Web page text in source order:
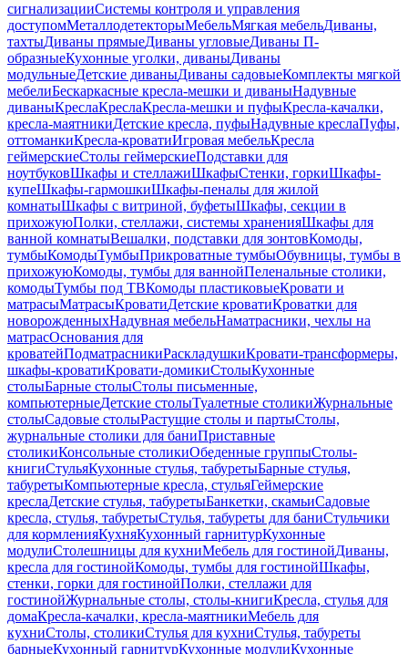
сигнализацииСистемы контроля и управления
доступомМеталлодетекторыМебельМягкая мебельДиваны,
тахтыДиваны прямыеДиваны угловыеДиваны П-
образныеКухонные уголки, диваныДиваны
модульныеДетские диваныДиваны садовыеКомплекты мягкой
мебелиБескаркасные кресла-мешки и диваныНадувные
диваныКреслаКреслаКресла-мешки и пуфыКресла-качалки,
кресла-маятникиДетские кресла, пуфыНадувные креслаПуфы,
оттоманкиКресла-кроватиИгровая мебельКресла
геймерскиеСтолы геймерскиеПодставки для
ноутбуковШкафы и стеллажиШкафыСтенки, горкиШкафы-
купеШкафы-гармошкиШкафы-пеналы для жилой
комнатыШкафы с витриной, буфетыШкафы, секции в
прихожуюПолки, стеллажи, системы храненияШкафы для
ванной комнатыВешалки, подставки для зонтовКомоды,
тумбыКомодыТумбыПрикроватные тумбыОбувницы, тумбы в
прихожуюКомоды, тумбы для ваннойПеленальные столики,
комодыТумбы под ТВКомоды пластиковыеКровати и
матрасыМатрасыКроватиДетские кроватиКроватки для
новорожденныхНадувная мебельНаматрасники, чехлы на
матрасОснования для
кроватейПодматрасникиРаскладушкиКровати-трансформеры,
шкафы-кроватиКровати-домикиСтолыКухонные
столыБарные столыСтолы письменные,
компьютерныеДетские столыТуалетные столикиЖурнальные
столыСадовые столыРастущие столы и партыСтолы,
журнальные столики для баниПриставные
столикиКонсольные столикиОбеденные группыСтолы-
книгиСтульяКухонные стулья, табуретыБарные стулья,
табуретыКомпьютерные кресла, стульяГеймерские
креслаДетские стулья, табуретыБанкетки, скамьиСадовые
кресла, стулья, табуретыСтулья, табуреты для баниСтульчики
для кормленияКухняКухонный гарнитурКухонные
модулиСтолешницы для кухниМебель для гостинойДиваны,
кресла для гостинойКомоды, тумбы для гостинойШкафы,
стенки, горки для гостинойПолки, стеллажи для
гостинойЖурнальные столы, столы-книгиКресла, стулья для
домаКресла-качалки, кресла-маятникиМебель для
кухниСтолы, столикиСтулья для кухниСтулья, табуреты
барныеКухонный гарнитурКухонные модулиКухонные